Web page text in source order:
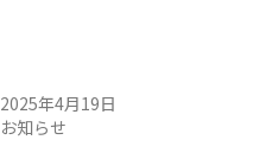
2025年4月19日
お知らせ